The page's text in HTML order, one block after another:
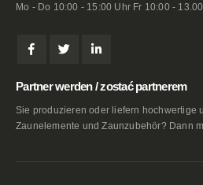
Mo - Do 10:00 - 15:00 Uhr Fr 10:00 -
Partner werden / zostać partnerem
Sie produzieren oder liefern hochwertige
Zaunelemente und Zaunzubehör? Dann